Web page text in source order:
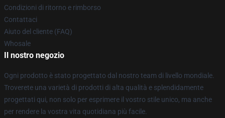
Condizioni di ritorno e rimborso
Contattaci
Aiuto del cliente (FAQ)
Whosale
Il nostro negozio
Ogni prodotto è stato progettato dal nostro team di livello mondiale.
Troverete una varietà di prodotti di alta qualità e splendidamente
progettati qui, non solo per esprimere il vostro stile unico, ma anche
per rendere la vostra vita quotidiana più facile.